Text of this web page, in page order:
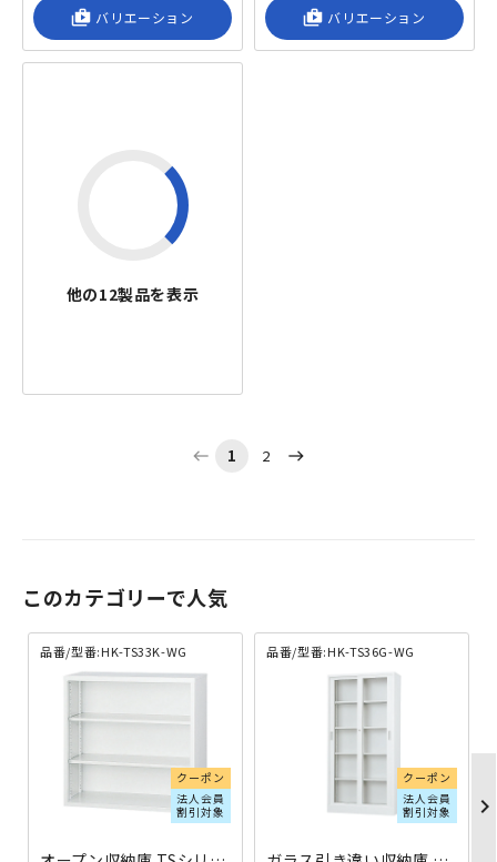
shop_2 バリエーション shop_2 バリエーション
他の12製品を表示
west 1 2 east
このカテゴリーで人気
品番/型番:HK-TS33K-WG
クーポン
法人会員
割引対象
品番/型番:HK-TS36G-WG
クーポン
法人会員
割引対象
chevron_right